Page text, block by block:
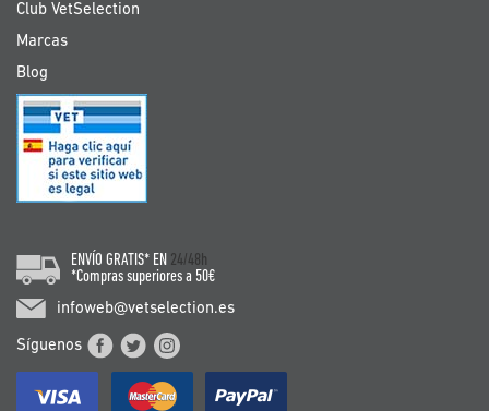
Club VetSelection
Marcas
Blog
ENVÍO GRATIS* EN 24/48h
*Compras superiores a 50€
infoweb@vetselection.es
Síguenos